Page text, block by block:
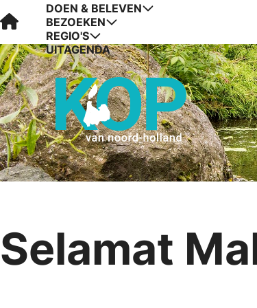
Visit Kop van Holland
DOEN & BELEVEN
BEZOEKEN
REGIO'S
UITAGENDA
Selamat